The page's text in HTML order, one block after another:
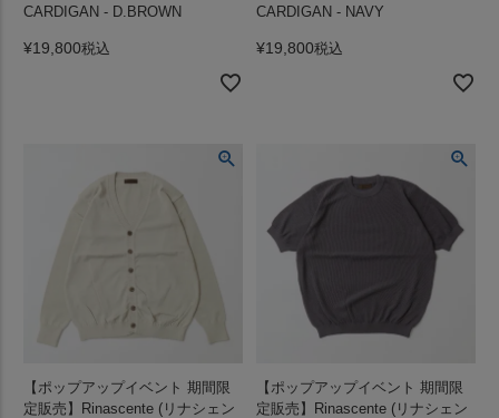
CARDIGAN - D.BROWN
¥19,800税込
CARDIGAN - NAVY
¥19,800税込
【ポップアップイベント 期間限
定販売】Rinascente (リナシェン
【ポップアップイベント 期間限
定販売】Rinascente (リナシェン